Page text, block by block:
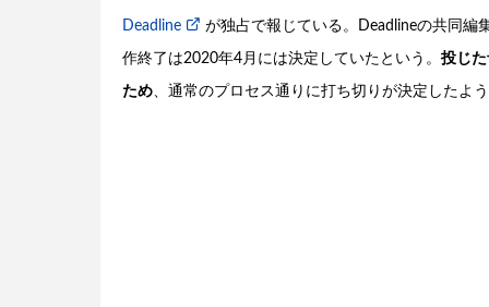
Deadline が独占で報じている。Deadlineの共同編
作終了は2020年4月には決定していたという。 投じ
ため、通常のプロセス通りに打ち切りが決定したよう